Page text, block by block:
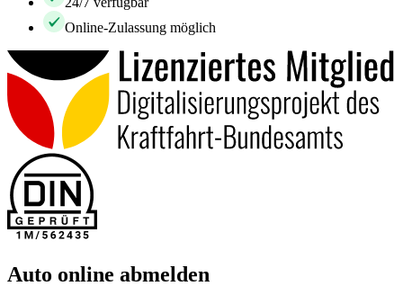
Online-Zulassung möglich
Auto online abmelden